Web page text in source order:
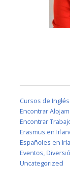
Cursos de
Encontrar
Encontrar
Erasmus en
Españoles en
Eventos,
Uncategorized